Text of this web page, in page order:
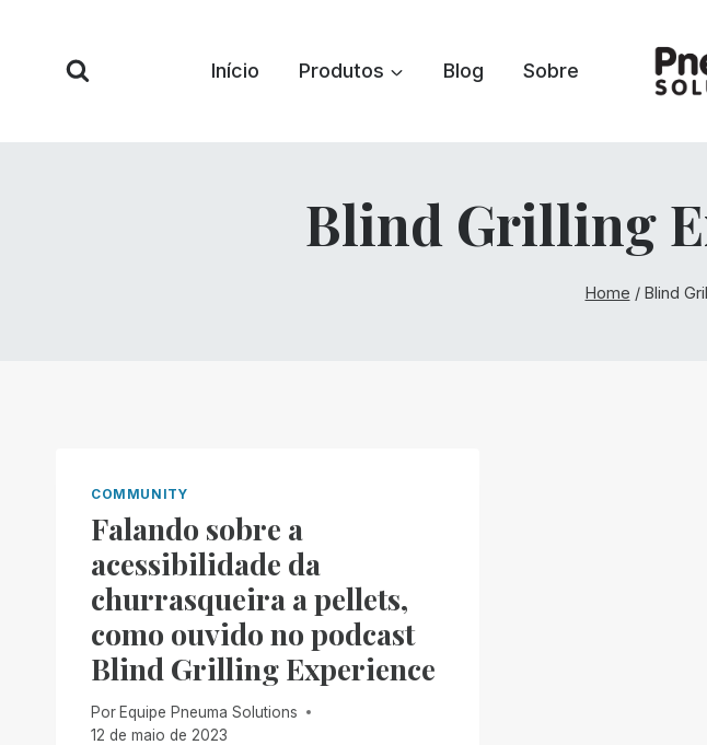
Início Produtos Blog Sobre
Blind Grilling
Home / Blind
COMMUNITY
Falando sobre a
acessibilidade da
churrasqueira a pellets,
como ouvido no podcast
Blind Grilling Experience
PorEquipe Pneuma Solutions
12 de maio de 2023